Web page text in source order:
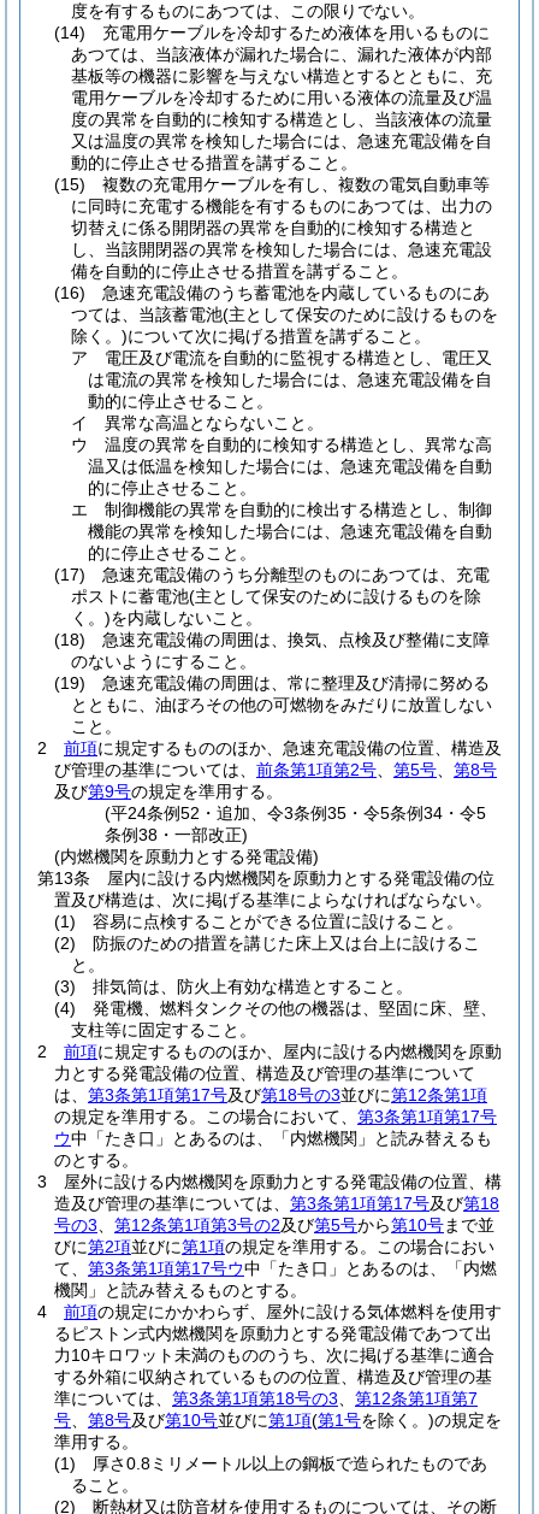
度を有するものにあつては、この限りでない。
(14)
充電用ケーブルを冷却するため液体を用いるものに
あつては、当該液体が漏れた場合に、漏れた液体が内部
基板等の機器に影響を与えない構造とするとともに、充
電用ケーブルを冷却するために用いる液体の流量及び温
度の異常を自動的に検知する構造とし、当該液体の流量
又は温度の異常を検知した場合には、急速充電設備を自
動的に停止させる措置を講ずること。
(15)
複数の充電用ケーブルを有し、複数の電気自動車等
に同時に充電する機能を有するものにあつては、出力の
切替えに係る開閉器の異常を自動的に検知する構造と
し、当該開閉器の異常を検知した場合には、急速充電設
備を自動的に停止させる措置を講ずること。
(16)
急速充電設備のうち蓄電池を内蔵しているものにあ
つては、当該蓄電池(主として保安のために設けるものを
除く。)について次に掲げる措置を講ずること。
ア
電圧及び電流を自動的に監視する構造とし、電圧又
は電流の異常を検知した場合には、急速充電設備を自
動的に停止させること。
イ
異常な高温とならないこと。
ウ
温度の異常を自動的に検知する構造とし、異常な高
温又は低温を検知した場合には、急速充電設備を自動
的に停止させること。
エ
制御機能の異常を自動的に検出する構造とし、制御
機能の異常を検知した場合には、急速充電設備を自動
的に停止させること。
(17)
急速充電設備のうち分離型のものにあつては、充電
ポストに蓄電池(主として保安のために設けるものを除
く。)を内蔵しないこと。
(18)
急速充電設備の周囲は、換気、点検及び整備に支障
のないようにすること。
(19)
急速充電設備の周囲は、常に整理及び清掃に努める
とともに、油ぼろその他の可燃物をみだりに放置しない
こと。
2
前項に規定するもののほか、急速充電設備の位置、構造及
び管理の基準については、 前条第1項第2号 第5号
第8号
及び第9号の規定を準用する。
(平24条例52・追加、令3条例35・令5条例34・令5
条例38・一部改正)
(内燃機関を原動力とする発電設備)
第13条
屋内に設ける内燃機関を原動力とする発電設備の位
置及び構造は、次に掲げる基準によらなければならない。
(1)
容易に点検することができる位置に設けること。
(2)
防振のための措置を講じた床上又は台上に設けるこ
と。
(3)
排気筒は、防火上有効な構造とすること。
(4)
発電機、燃料タンクその他の機器は、堅固に床、壁、
支柱等に固定すること。
2
前項に規定するもののほか、屋内に設ける内燃機関を原動
力とする発電設備の位置、構造及び管理の基準について
は、 第3条第1項第17号及び第18号の3並びに第12条第1項
の規定を準用する。
この場合において、 第3条第1項第17号
ウ中「たき口」とあるのは、「内燃機関」と読み替えるも
のとする。
3
屋外に設ける内燃機関を原動力とする発電設備の位置、構
造及び管理の基準については、 第3条第1項第17号及び第18
号の3
第12条第1項第3号の2及び第5号から第10号まで並
びに第2項並びに第1項の規定を準用する。
この場合におい
て、 第3条第1項第17号ウ中「たき口」とあるのは、「内燃
機関」と読み替えるものとする。
4
前項の規定にかかわらず、屋外に設ける気体燃料を使用す
るピストン式内燃機関を原動力とする発電設備であつて出
力10キロワット未満のもののうち、次に掲げる基準に適合
する外箱に収納されているものの位置、構造及び管理の基
準については、 第3条第1項第18号の3
第12条第1項第7
号
第8号及び第10号並びに第1項(第1号を除く。)の規定を
準用する。
(1)
厚さ0.8ミリメートル以上の鋼板で造られたものであ
ること。
(2)
断熱材又は防音材を使用するものについては、その断